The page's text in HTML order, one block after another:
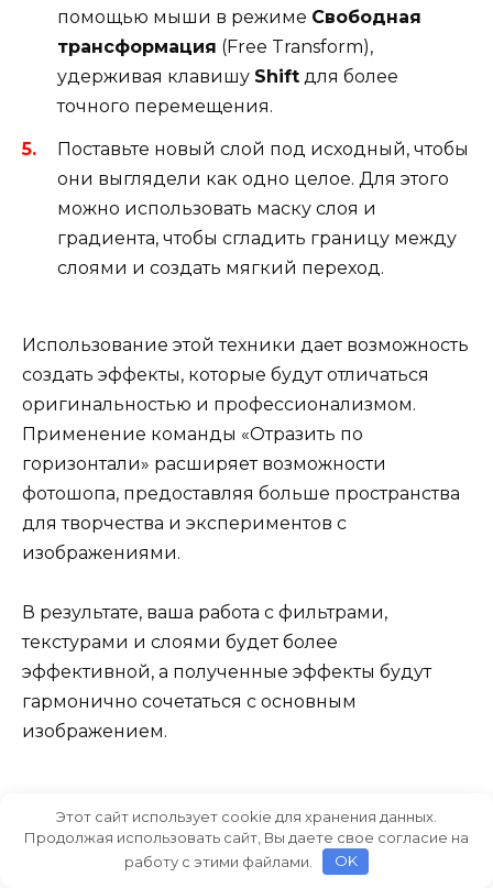
помощью мыши в режиме Свободная
трансформация (Free Transform),
удерживая клавишу Shift для более
точного перемещения.
Поставьте новый слой под исходный, чтобы
они выглядели как одно целое. Для этого
можно использовать маску слоя и
градиента, чтобы сгладить границу между
слоями и создать мягкий переход.
Использование этой техники дает возможность
создать эффекты, которые будут отличаться
оригинальностью и профессионализмом.
Применение команды «Отразить по
горизонтали» расширяет возможности
фотошопа, предоставляя больше пространства
для творчества и экспериментов с
изображениями.
В результате, ваша работа с фильтрами,
текстурами и слоями будет более
эффективной, а полученные эффекты будут
гармонично сочетаться с основным
изображением.
Вопрос-ответ:
Этот сайт использует cookie для хранения данных.
Продолжая использовать сайт, Вы даете свое согласие на
работу с этими файлами.
OK